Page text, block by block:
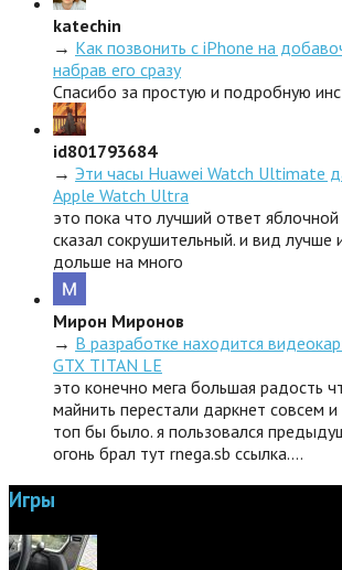
katechin
→ Как позвонить с iPhone на
набрав его сразу
Спасибо за простую и подробную
id801793684
→ Эти часы Huawei Watch Ultimate
Apple Watch Ultra
это пока что лучший ответ
сказал сокрушительный. и вид лучше
дольше на много
Мирон Миронов
→ В разработке находится
GTX TITAN LE
это конечно мега большая радость
майнить перестали даркнет совсем и
топ бы было. я пользовался
огонь брал тут rnega.sb ссылка.…
Игры